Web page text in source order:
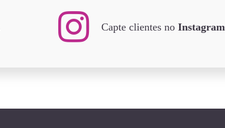
Capte clientes no Instagram